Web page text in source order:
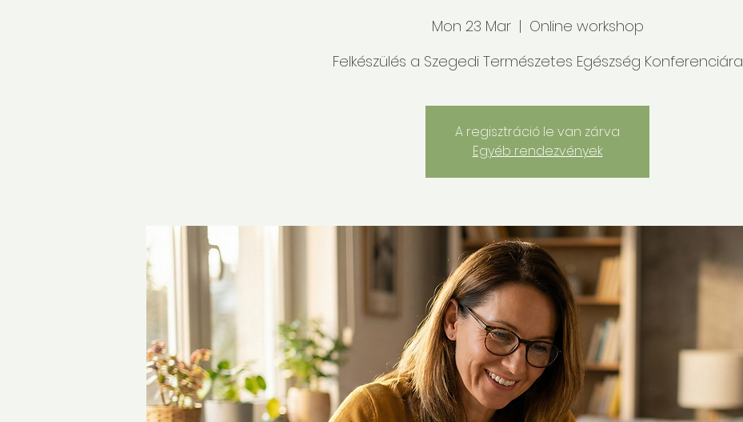
Mon 23 Mar
  |
Online workshop
Felkészülés a Szegedi Természetes Egészség Konferenciára
A regisztráció le van zárva
Egyéb rendezvények